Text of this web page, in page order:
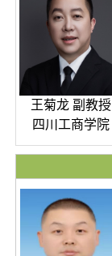
王菊龙 副教授
四川工商学院